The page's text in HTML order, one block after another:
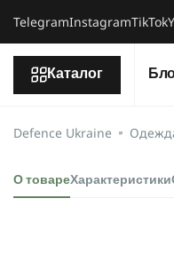
TelegramInstagramTikTok
Каталог
Defence Ukraine
О товареХарактеристики